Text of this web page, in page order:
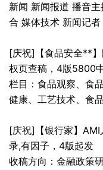
新闻 新闻报道 播音
合 媒体技术 新闻记者
[庆祝]【食品安全**
权页查稿，4版5800
栏目：食品观察、食
健康、工艺技术、食
[庆祝]【银行家】AMI
录,有因子，4版起发
收稿方向：金融政策